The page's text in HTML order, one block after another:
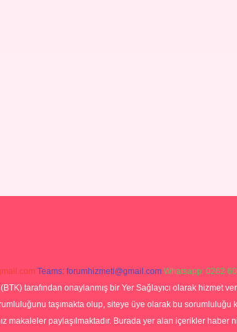
Teams: forumhizmeti@gmail.com Whatsapp: 0262
tarafından onaylanmış bir Yer Sağlayıcı olarak hizmet
taşımakta olup, siteye üye olarak bu
makaleler paylaşılmaktadır. Burada yer alan içerikler